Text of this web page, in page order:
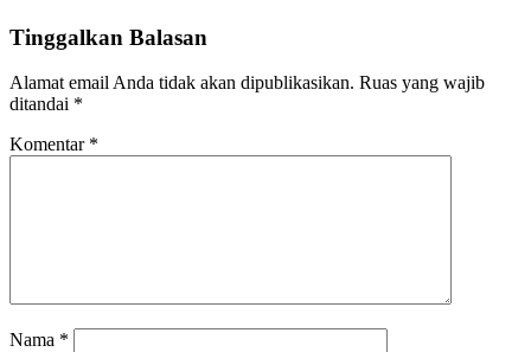
Tinggalkan Balasan
Alamat email Anda tidak akan dipublikasikan. Ruas yang wajib
ditandai *
Komentar *
Nama *